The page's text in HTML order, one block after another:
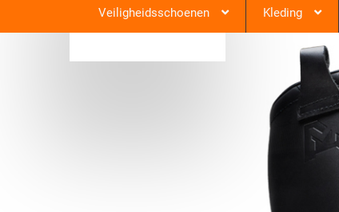
Veiligheidsschoenen Kleding